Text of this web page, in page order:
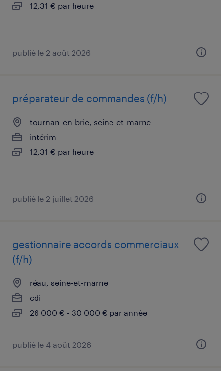
12,31 € par heure
publié le 2 août 2026
préparateur de commandes (f/h)
tournan-en-brie, seine-et-marne
intérim
12,31 € par heure
publié le 2 juillet 2026
gestionnaire accords commerciaux
(f/h)
réau, seine-et-marne
cdi
26 000 € - 30 000 € par année
publié le 4 août 2026